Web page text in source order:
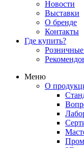
Новости
Выставки
О бренде
Контакты
Где купить?
Меню
О